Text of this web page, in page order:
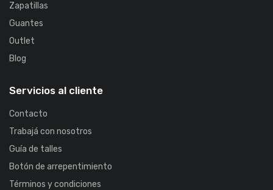
Zapatillas
Guantes
Outlet
Blog
Servicios al cliente
Contacto
Trabajá con nosotros
Guía de talles
Botón de arrepentimiento
Términos y condiciones